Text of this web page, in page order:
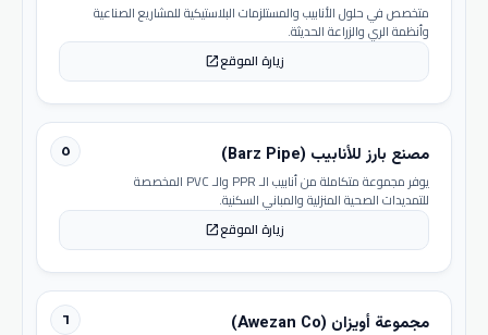
متخصص في حلول الأنابيب والمستلزمات البلاستيكية للمشاريع الصناعية
وأنظمة الري والزراعة الحديثة.
زيارة الموقعopen_in_new
٥ مصنع بارز للأنابيب (Barz Pipe)
يوفر مجموعة متكاملة من أنابيب الـ PPR والـ PVC المخصصة
للتمديدات الصحية المنزلية والمباني السكنية.
زيارة الموقعopen_in_new
٦ مجموعة أويزان (Awezan Co)